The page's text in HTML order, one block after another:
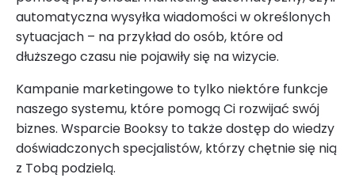
automatyczna wysyłka wiadomości w określonych
sytuacjach – na przykład do osób, które od
dłuższego czasu nie pojawiły się na wizycie.
Kampanie marketingowe to tylko niektóre funkcje
naszego systemu, które pomogą Ci rozwijać swój
biznes. Wsparcie Booksy to także dostęp do wiedzy
doświadczonych specjalistów, którzy chętnie się nią
z Tobą podzielą.